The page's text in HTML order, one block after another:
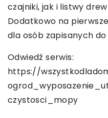
czajniki, jak i listwy
Dodatkowo na
dla osób zapisanych
Odwiedź serwis:
https://
czystosci_mopy